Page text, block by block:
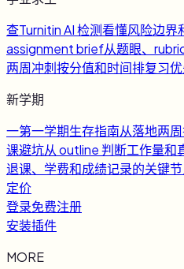
查Turnitin AI 检测看懂风险边界
assignment brief从题眼、
两周冲刺按分值和时间排复习
新学期
一第一学期生存指南从落地两
课避坑从 outline 判断工作量和
退课、学费和成绩记录的关键
定价
登录免费注册
安装插件
MORE